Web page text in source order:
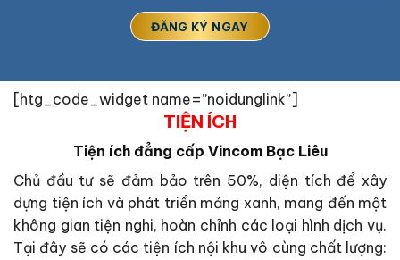
[htg_code_widget name=”noidunglink”]
TIỆN ÍCH
Tiện ích đẳng cấp Vincom Bạc Liêu
Chủ đầu tư sẽ đảm bảo trên 50%, diện tích để xây
dựng tiện ích và phát triển mảng xanh, mang đến một
không gian tiện nghi, hoàn chỉnh các loại hình dịch vụ.
Tại đây sẽ có các tiện ích nội khu vô cùng chất lượng: